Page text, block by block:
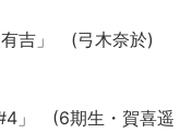
吉」 (弓木奈於)
」 (6期生・賀喜遥